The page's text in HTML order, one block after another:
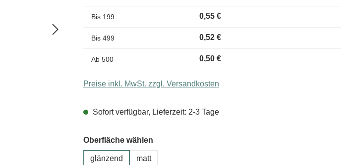
Bis 199 0,55 €
Bis 499 0,52 €
Ab 500 0,50 €
Preise inkl. MwSt. zzgl. Versandkosten
Sofort verfügbar, Lieferzeit: 2-3 Tage
Oberfläche wählen
glänzend matt